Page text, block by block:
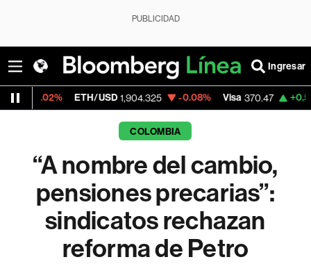
PUBLICIDAD
Ingresar
ETH/USD 1,904.325 -0.08% Visa 370.47 +0.52%
COLOMBIA
“A nombre del cambio,
pensiones precarias”:
sindicatos rechazan
reforma de Petro